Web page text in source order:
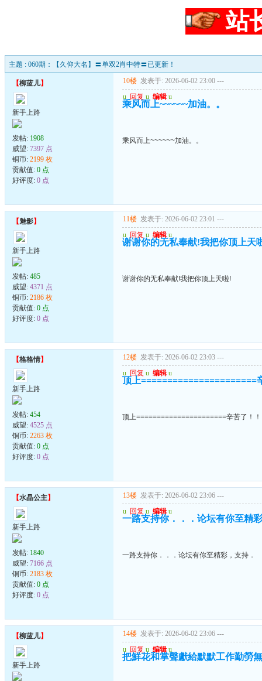
站
主题 : 060期：【久仰大名】〓单双2肖中特〓已更新！
【柳蓝儿】
新手上路
发帖: 1908
威望: 7397 点
铜币: 2199 枚
贡献值: 0 点
好评度: 0 点
10楼 发表于: 2026-06-02 23:00 ---
u 回复 u 编辑 u
乘风而上~~~~~~加油。。
乘风而上~~~~~~加油。。
【魅影】
新手上路
发帖: 485
威望: 4371 点
铜币: 2186 枚
贡献值: 0 点
好评度: 0 点
11楼 发表于: 2026-06-02 23:01 ---
u 回复 u 编辑 u
谢谢你的无私奉献!我把你顶上天
谢谢你的无私奉献!我把你顶上天啦!
【格格情】
新手上路
发帖: 454
威望: 4525 点
铜币: 2263 枚
贡献值: 0 点
好评度: 0 点
12楼 发表于: 2026-06-02 23:03 ---
u 回复 u 编辑 u
顶上======================
顶上======================辛苦了！
【水晶公主】
新手上路
发帖: 1840
威望: 7166 点
铜币: 2183 枚
贡献值: 0 点
好评度: 0 点
13楼 发表于: 2026-06-02 23:06 ---
u 回复 u 编辑 u
一路支持你．．．论坛有你至精
一路支持你．．．论坛有你至精彩，支持．
【柳蓝儿】
新手上路
14楼 发表于: 2026-06-02 23:06 ---
u 回复 u 编辑 u
把鮮花和掌聲獻給默默工作勤勞